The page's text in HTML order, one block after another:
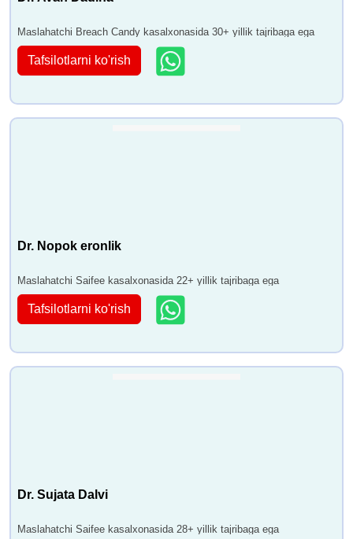
Maslahatchi Breach Candy kasalxonasida 30+ yillik tajribaga ega
Tafsilotlarni ko'rish
Dr. Nopok eronlik
Maslahatchi Saifee kasalxonasida 22+ yillik tajribaga ega
Tafsilotlarni ko'rish
Dr. Sujata Dalvi
Maslahatchi Saifee kasalxonasida 28+ yillik tajribaga ega